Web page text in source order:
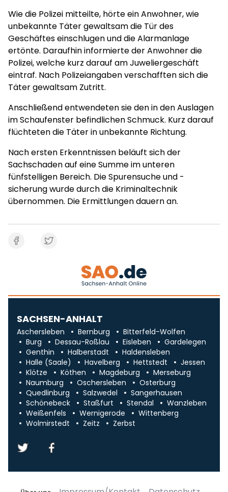
Wie die Polizei mitteilte, hörte ein Anwohner, wie
unbekannte Täter gewaltsam die Tür des
Geschäftes einschlugen und die Alarmanlage
ertönte. Daraufhin informierte der Anwohner die
Polizei, welche kurz darauf am Juweliergeschäft
eintraf. Nach Polizeiangaben verschafften sich die
Täter gewaltsam Zutritt.
Anschließend entwendeten sie den in den Auslagen
im Schaufenster befindlichen Schmuck. Kurz darauf
flüchteten die Täter in unbekannte Richtung.
Nach ersten Erkenntnissen beläuft sich der
Sachschaden auf eine Summe im unteren
fünfstelligen Bereich. Die Spurensuche und -
sicherung wurde durch die Kriminaltechnik
übernommen. Die Ermittlungen dauern an.
SACHSEN-ANHALT
Aschersleben Bernburg
Bitterfeld-Wolfen
Burg
Dessau-Roßlau Eisleben
Gardelegen
Genthin
Halberstadt
Haldensleben
Halle (Saale)
Havelberg Hettstedt
Jessen
Klötze
Köthen Magdeburg
Merseburg
Naumburg
Oschersleben
Osterburg
Quedlinburg
Salzwedel
Sangerhausen
Schönebeck
Staßfurt Stendal
Wanzleben
Weißenfels
Wernigerode
Wittenberg
Wolmirstedt
Zeitz Zerbst